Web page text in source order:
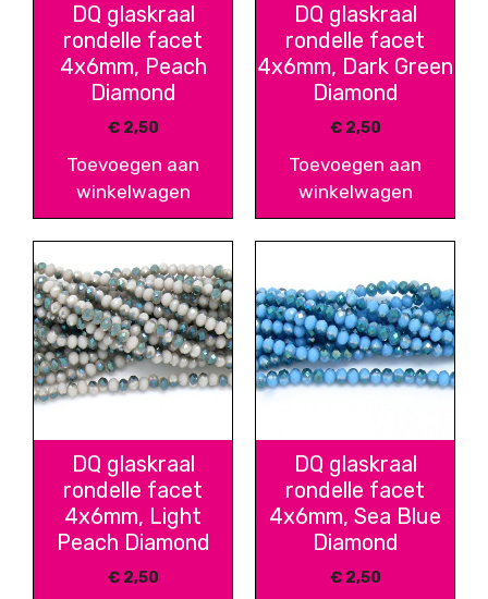
DQ glaskraal
rondelle facet
4x6mm, Peach
Diamond
€2,50
Toevoegen aan
winkelwagen
DQ glaskraal
rondelle facet
4x6mm, Dark Green
Diamond
€2,50
Toevoegen aan
winkelwagen
DQ glaskraal
rondelle facet
4x6mm, Light
Peach Diamond
€2,50
DQ glaskraal
rondelle facet
4x6mm, Sea Blue
Diamond
€2,50